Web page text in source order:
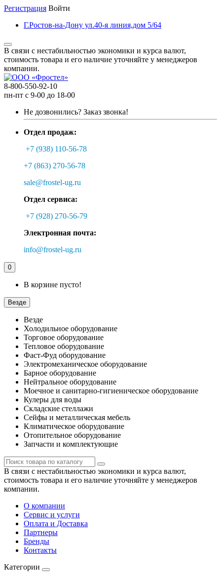
Регистрация Войти
Г.Ростов-на-Дону ул.40-я линия,дом 5/64
В связи с нестабильностью экономики и курса валют,
стоимость товара и его наличие уточняйте у менеджеров
компании.
8-800-550-92-10
пн-пт с 9-00 до 18-00
Не дозвонились? Заказ звонка!
Отдел продаж:
+7 (938) 110-56-78
+7 (863) 270-56-78
sale@frostel-ug.ru
Отдел сервиса:
+7 (928) 270-56-79
Электронная почта:
info@frostel-ug.ru
0
В корзине пусто!
Везде
Везде
Холодильное оборудование
Торговое оборудование
Тепловое оборудование
Фаст-Фуд оборудование
Электромеханическое оборудование
Барное оборудование
Нейтральное оборудование
Моечное и санитарно-гигиеническое оборудование
Кулеры для воды
Складские стеллажи
Сейфы и металлическая мебель
Климатическое оборудование
Отопительное оборудование
Запчасти и комплектующие
В связи с нестабильностью экономики и курса валют,
стоимость товара и его наличие уточняйте у менеджеров
компании.
О компании
Сервис и услуги
Оплата и Доставка
Партнеры
Бренды
Контакты
Категории